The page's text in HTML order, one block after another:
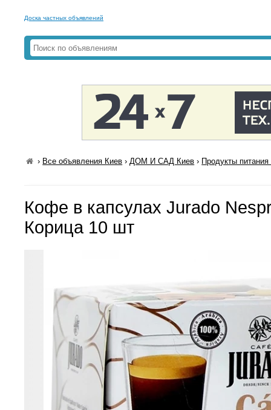
Доска частных объявлений
› Все объявления Киев ›ДОМ И САД Киев › Продукты
Кофе в капсулах Jurado
Корица 10 шт